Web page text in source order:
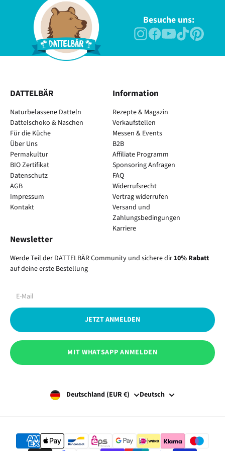
Besuche uns:
DATTELBÄR
Naturbelassene Datteln
Dattelschoko & Naschen
Für die Küche
Über Uns
Permakultur
BIO Zertifikat
Datenschutz
AGB
Impressum
Kontakt
Information
Rezepte & Magazin
Verkaufstellen
Messen & Events
B2B
Affiliate Programm
Sponsoring Anfragen
FAQ
Widerrufsrecht
Vertrag widerrufen
Versand und
Zahlungsbedingungen
Karriere
Newsletter
Werde Teil der DATTELBÄR Community und sichere dir 10% Rabatt
auf deine erste Bestellung
JETZT ANMELDEN
MIT WHATSAPP ANMELDEN
Deutschland (EUR €) Deutsch